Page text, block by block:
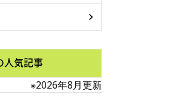
人気記事
※2026年8月更新